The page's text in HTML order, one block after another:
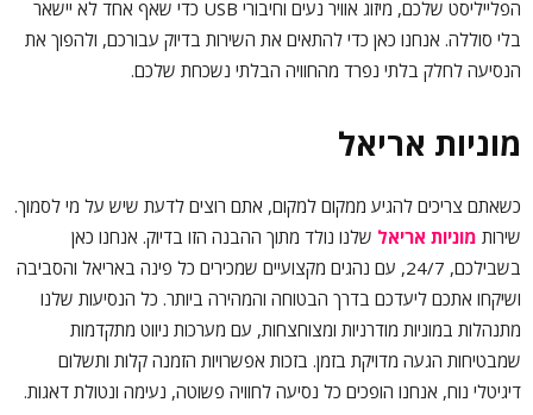
הפלייליסט שלכם, מיזוג אוויר נעים וחיבורי USB כדי שאף אחד לא יישאר
בלי סוללה. אנחנו כאן כדי להתאים את השירות בדיוק עבורכם, ולהפוך את
הנסיעה לחלק בלתי נפרד מהחוויה הבלתי נשכחת שלכם.
מוניות אריאל
כשאתם צריכים להגיע ממקום למקום, אתם רוצים לדעת שיש על מי לסמוך.
שירות מוניות אריאל שלנו נולד מתוך ההבנה הזו בדיוק. אנחנו כאן
בשבילכם, 24/7, עם נהגים מקצועיים שמכירים כל פינה באריאל והסביבה
ושיקחו אתכם ליעדכם בדרך הבטוחה והמהירה ביותר. כל הנסיעות שלנו
מתנהלות במוניות מודרניות ומצוחצחות, עם מערכות ניווט מתקדמות
שמבטיחות הגעה מדויקת בזמן. בזכות אפשרויות הזמנה קלות ותשלום
דיגיטלי נוח, אנחנו הופכים כל נסיעה לחוויה פשוטה, נעימה ונטולת דאגות.